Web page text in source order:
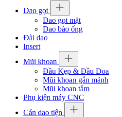
Dao gọt
Dao gọt mặt
Dao bào ống
Đài dao
Insert
Mũi khoan
Đầu Kẹp & Đầu Doa
Mũi khoan gắn mảnh
Mũi khoan tâm
Phụ kiện máy CNC
Cán dao tiện